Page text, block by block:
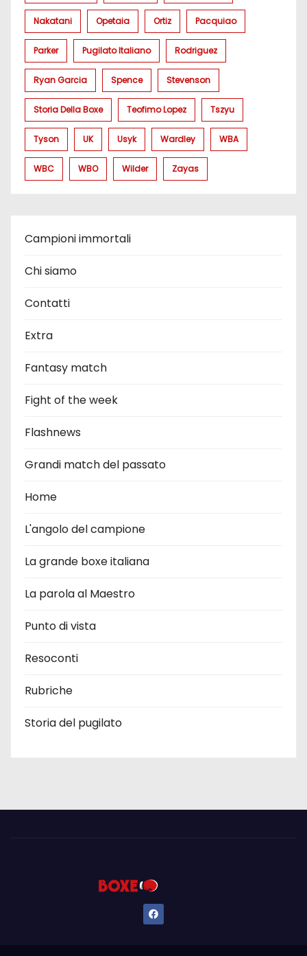
Nakatani Opetaia Ortiz Pacquiao
Parker Pugilato Italiano Rodriguez
Ryan Garcia Spence Stevenson
Storia Della Boxe Teofimo Lopez Tszyu
Tyson UK Usyk Wardley WBA
WBC WBO Wilder Zayas
Campioni immortali
Chi siamo
Contatti
Extra
Fantasy match
Fight of the week
Flashnews
Grandi match del passato
Home
L'angolo del campione
La grande boxe italiana
La parola al Maestro
Punto di vista
Resoconti
Rubriche
Storia del pugilato